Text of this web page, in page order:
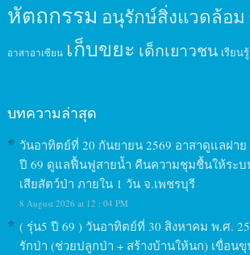
หัตถกรรม อนุรักษ์สิ่งแวดล้อม
อาสาอาเซียน เก็บขยะ เด็กเยาวชน เรียน
บทความล่าสุด
วันอาทิตย์ที่ 20 กันยายน 2569 อาสาดูแลฝาย
ปี 69 ดูแลฟื้นฟูสายน้ำ คืนความชุมชื้นให้ระบ
เสียสัตว์ป่า ภายใน 1 วัน จ.เพชรบุรี
8 August 2026 at 12 : 04 PM
( รุ่น5 ปี 69 ) วันอาทิตย์ที่ 30 สิงหาคม พ.ศ.
รักป่า (ช่วยปลูกป่า + สร้างบ้านให้นก) เขื่อน